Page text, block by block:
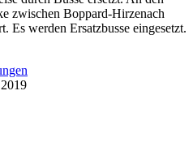
zwischen Boppard-Hirzenach
Es werden Ersatzbusse eingesetzt.